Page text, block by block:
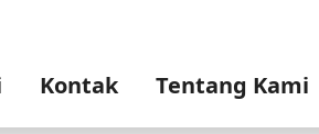
Kontak Tentang Kami